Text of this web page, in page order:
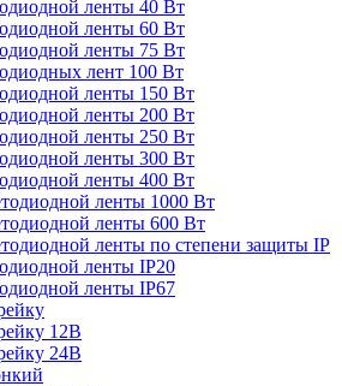
ленты 40 Вт
ленты 60 Вт
ленты 75 Вт
лент 100 Вт
ленты 150 Вт
ленты 200 Вт
ленты 250 Вт
ленты 300 Вт
ленты 400 Вт
ленты 1000 Вт
ленты 600 Вт
ленты по степени защиты IP
ленты IP20
ленты IP67
12В
24В